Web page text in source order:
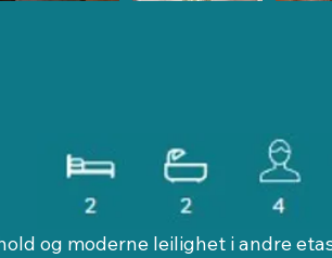
og moderne leilighet i andre